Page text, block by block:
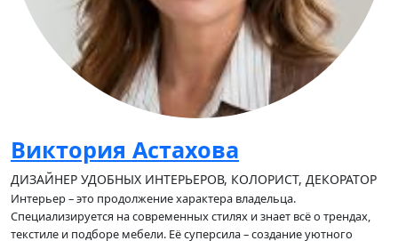
Виктория Астахова
ДИЗАЙНЕР УДОБНЫХ ИНТЕРЬЕРОВ, КОЛОРИСТ, ДЕКОРАТОР
Интерьер – это продолжение характера владельца.
Специализируется на современных стилях и знает всё о трендах,
текстиле и подборе мебели. Её суперсила – создание уютного